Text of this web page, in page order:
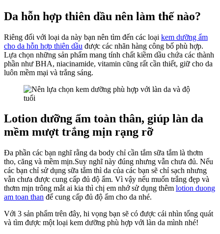
Da hỗn hợp thiên dầu nên làm thế nào?
Riêng đối với loại da này bạn nên tìm đến các loại kem dưỡng ẩm
cho da hỗn hợp thiên dầu được các nhãn hàng công bố phù hợp.
Lựa chọn những sản phẩm mang tính chất kiềm dầu chứa các thành
phần như BHA, niacinamide, vitamin cũng rất cần thiết, giữ cho da
luôn mềm mại và trắng sáng.
Lotion dưỡng ẩm toàn thân, giúp làn da
mềm mượt trắng mịn rạng rỡ
Đa phần các bạn nghĩ rằng da body chỉ cần tắm sữa tắm là thơm
tho, căng và mềm mịn.Suy nghĩ này đúng nhưng vẫn chưa đủ. Nếu
các bạn chỉ sử dụng sữa tắm thì da của các bạn sẽ chỉ sạch nhưng
vẫn chưa được cung cấp đủ độ ẩm. Vì vậy nếu muốn trắng đẹp và
thơm mịn trông mắt ai kia thì chị em nhớ sử dụng thêm lotion duong
am toan than để cung cấp đủ độ ẩm cho da nhé.
Với 3 sản phẩm trên đây, hi vọng bạn sẽ có được cái nhìn tổng quát
và tìm được một loại kem dưỡng phù hợp với làn da mình nhé!